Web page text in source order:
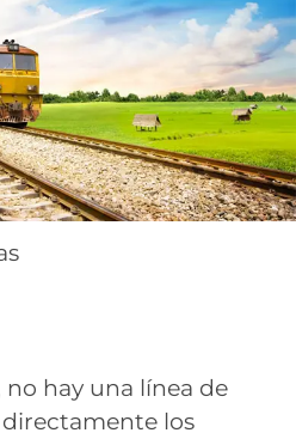
hay una línea de
los